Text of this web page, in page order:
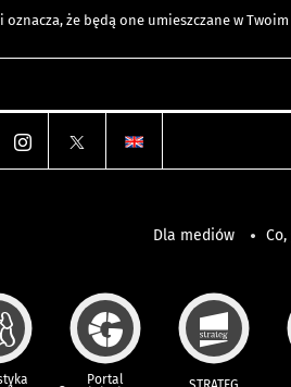
że będą one umieszczane w
Dla mediów
Portal